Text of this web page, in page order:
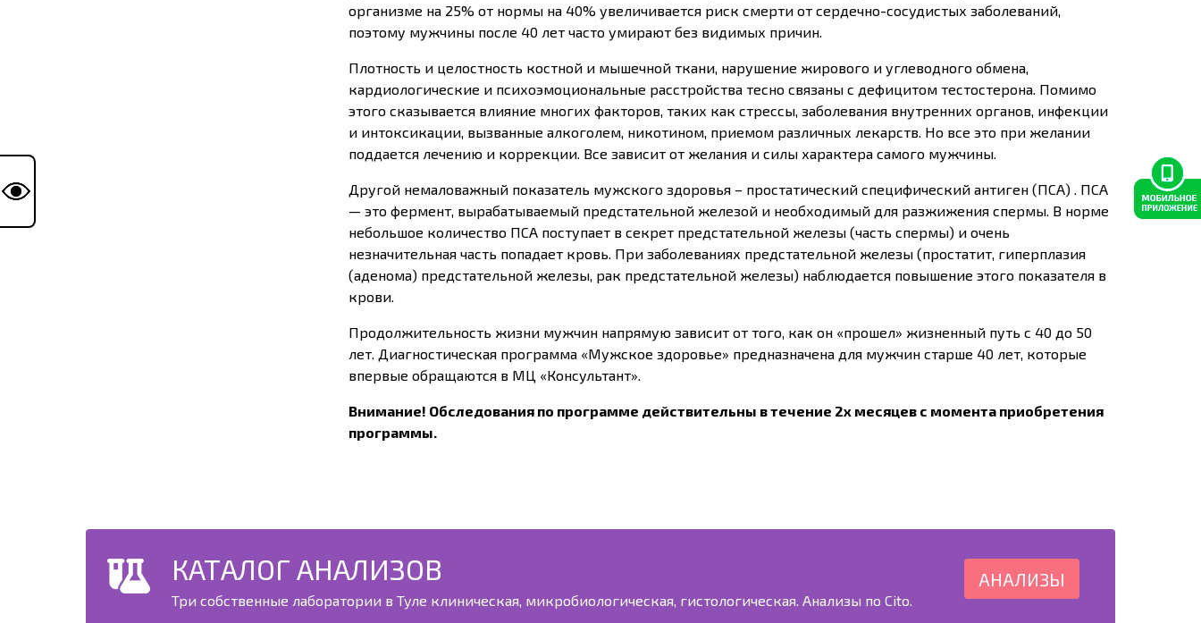
организме на 25% от нормы на 40% увеличивается риск смерти от сердечно-сосудистых заболеваний,
поэтому мужчины после 40 лет часто умирают без видимых причин.
Плотность и целостность костной и мышечной ткани, нарушение жирового и углеводного обмена,
кардиологические и психоэмоциональные расстройства тесно связаны с дефицитом тестостерона. Помимо
этого сказывается влияние многих факторов, таких как стрессы, заболевания внутренних органов, инфекции
и интоксикации, вызванные алкоголем, никотином, приемом различных лекарств. Но все это при желании
поддается лечению и коррекции. Все зависит от желания и силы характера самого мужчины.
Другой немаловажный показатель мужского здоровья – простатический специфический антиген (ПСА) . ПСА
— это фермент, вырабатываемый предстательной железой и необходимый для разжижения спермы. В норме
небольшое количество ПСА поступает в секрет предстательной железы (часть спермы) и очень
незначительная часть попадает кровь. При заболеваниях предстательной железы (простатит, гиперплазия
(аденома) предстательной железы, рак предстательной железы) наблюдается повышение этого показателя в
крови.
Продолжительность жизни мужчин напрямую зависит от того, как он «прошел» жизненный путь с 40 до 50
лет. Диагностическая программа «Мужское здоровье» предназначена для мужчин старше 40 лет, которые
впервые обращаются в МЦ «Консультант».
Внимание! Обследования по программе действительны в течение 2х месяцев с момента приобретения
программы.
КАТАЛОГ АНАЛИЗОВ
Три собственные лаборатории в Туле клиническая, микробиологическая, гистологическая. Анализы по Cito.
АНАЛИЗЫ